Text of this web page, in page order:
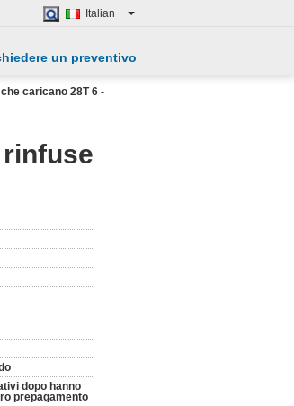
Italian
un preventivo
caricano 28T 6 -
dopo hanno
prepagamento